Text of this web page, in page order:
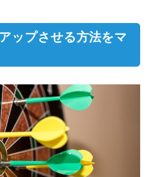
ップさせる方法をマ